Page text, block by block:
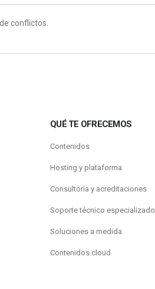
conflictos.
QUÉ TE OFRECEMOS
Contenidos
Hosting y plataforma
Consultoría y acreditaciones
Soporte técnico especializado
Soluciones a medida
Contenidos.cloud